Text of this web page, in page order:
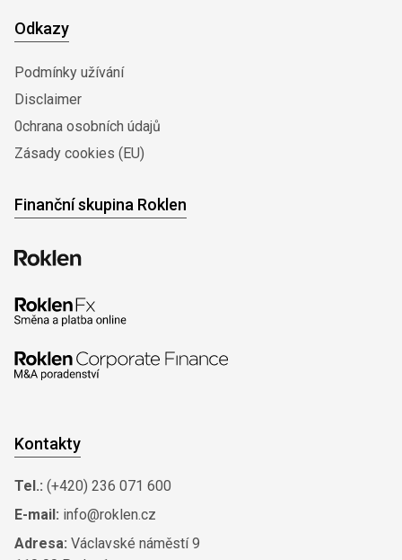
Odkazy
Podmínky užívání
Disclaimer
0chrana osobních údajů
Zásady cookies (EU)
Finanční skupina Roklen
Kontakty
Tel.: (+420) 236 071 600
E-mail: info@roklen.cz
Adresa: Václavské náměstí 9